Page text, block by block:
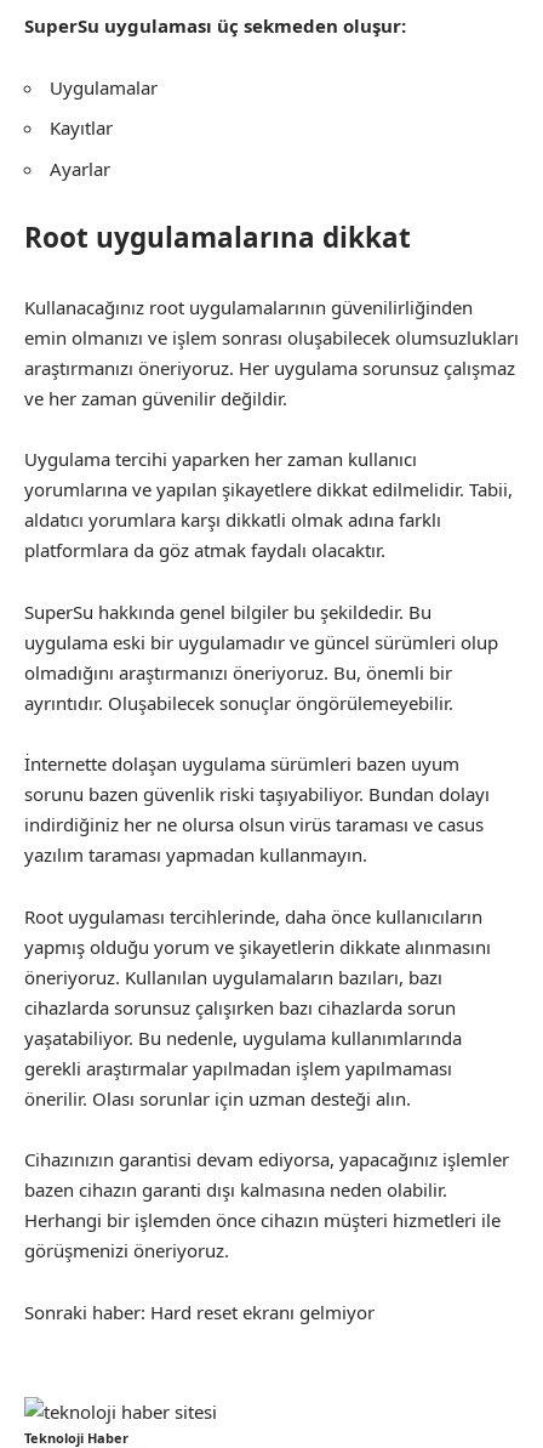
SuperSu uygulaması üç sekmeden oluşur:
Uygulamalar
Kayıtlar
Ayarlar
Root uygulamalarına dikkat
Kullanacağınız root uygulamalarının güvenilirliğinden
emin olmanızı ve işlem sonrası oluşabilecek olumsuzlukları
araştırmanızı öneriyoruz. Her uygulama sorunsuz çalışmaz
ve her zaman güvenilir değildir.
Uygulama tercihi yaparken her zaman kullanıcı
yorumlarına ve yapılan şikayetlere dikkat edilmelidir. Tabii,
aldatıcı yorumlara karşı dikkatli olmak adına farklı
platformlara da göz atmak faydalı olacaktır.
SuperSu hakkında genel bilgiler bu şekildedir. Bu
uygulama eski bir uygulamadır ve güncel sürümleri olup
olmadığını araştırmanızı öneriyoruz. Bu, önemli bir
ayrıntıdır. Oluşabilecek sonuçlar öngörülemeyebilir.
İnternette dolaşan uygulama sürümleri bazen uyum
sorunu bazen güvenlik riski taşıyabiliyor. Bundan dolayı
indirdiğiniz her ne olursa olsun virüs taraması ve casus
yazılım taraması yapmadan kullanmayın.
Root uygulaması tercihlerinde, daha önce kullanıcıların
yapmış olduğu yorum ve şikayetlerin dikkate alınmasını
öneriyoruz. Kullanılan uygulamaların bazıları, bazı
cihazlarda sorunsuz çalışırken bazı cihazlarda sorun
yaşatabiliyor. Bu nedenle, uygulama kullanımlarında
gerekli araştırmalar yapılmadan işlem yapılmaması
önerilir. Olası sorunlar için uzman desteği alın.
Cihazınızın garantisi devam ediyorsa, yapacağınız işlemler
bazen cihazın garanti dışı kalmasına neden olabilir.
Herhangi bir işlemden önce cihazın müşteri hizmetleri ile
görüşmenizi öneriyoruz.
Sonraki haber: Hard reset ekranı gelmiyor
Teknoloji Haber